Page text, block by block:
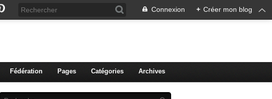
Connexion + Créer mon blog
Fédération Pages Catégories Archives